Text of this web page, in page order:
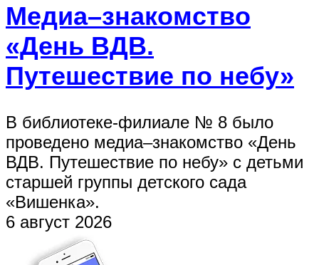
Медиа–знакомство
«День ВДВ.
Путешествие по небу»
В библиотеке-филиале № 8 было
проведено медиа–знакомство «День
ВДВ. Путешествие по небу» с детьми
старшей группы детского сада
«Вишенка».
6 август 2026